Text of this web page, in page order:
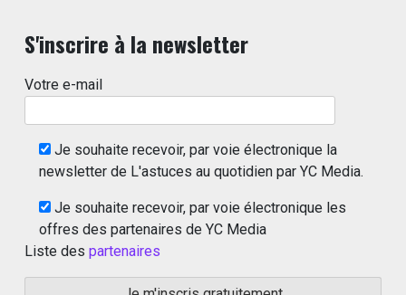
S'inscrire à la newsletter
Votre e-mail
Je souhaite recevoir, par voie électronique la
newsletter de L'astuces au quotidien par YC Media.
Je souhaite recevoir, par voie électronique les
offres des partenaires de YC Media
Liste des partenaires